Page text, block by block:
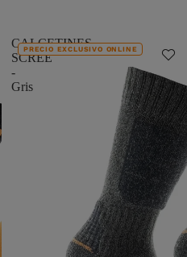
CALCETINES
SCREE
-
Gris
PRECIO EXCLUSIVO ONLINE